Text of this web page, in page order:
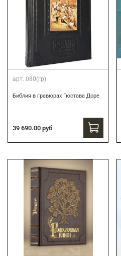
арт. 080(гр)
Библия в гравюрах Гюстава Доре
39 690.00 руб